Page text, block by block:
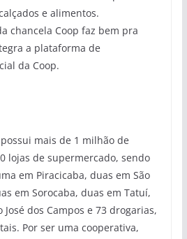
e alimentos.
chancela Coop faz bem pra
a plataforma de
da Coop.
possui mais de 1 milhão de
lojas de supermercado, sendo
em Piracicaba, duas em São
em Sorocaba, duas em Tatuí,
José dos Campos e 73 drogarias,
Por ser uma cooperativa,